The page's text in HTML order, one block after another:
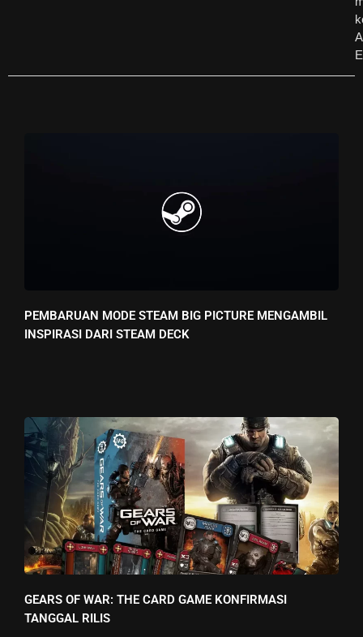
PEMBARUAN MODE STEAM BIG PICTURE MENGAMBIL
INSPIRASI DARI STEAM DECK
GEARS OF WAR: THE CARD GAME KONFIRMASI
TANGGAL RILIS